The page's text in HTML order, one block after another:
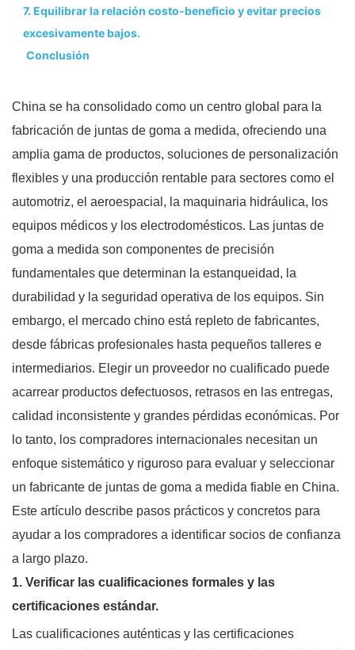
7. Equilibrar la relación costo-beneficio y evitar precios
excesivamente bajos.
Conclusión
China se ha consolidado como un centro global para la
fabricación de juntas de goma a medida, ofreciendo una
amplia gama de productos, soluciones de personalización
flexibles y una producción rentable para sectores como el
automotriz, el aeroespacial, la maquinaria hidráulica, los
equipos médicos y los electrodomésticos. Las juntas de
goma a medida son componentes de precisión
fundamentales que determinan la estanqueidad, la
durabilidad y la seguridad operativa de los equipos. Sin
embargo, el mercado chino está repleto de fabricantes,
desde fábricas profesionales hasta pequeños talleres e
intermediarios. Elegir un proveedor no cualificado puede
acarrear productos defectuosos, retrasos en las entregas,
calidad inconsistente y grandes pérdidas económicas. Por
lo tanto, los compradores internacionales necesitan un
enfoque sistemático y riguroso para evaluar y seleccionar
un fabricante de juntas de goma a medida fiable en China.
Este artículo describe pasos prácticos y concretos para
ayudar a los compradores a identificar socios de confianza
a largo plazo.
1. Verificar las cualificaciones formales y las
certificaciones estándar.
Las cualificaciones auténticas y las certificaciones